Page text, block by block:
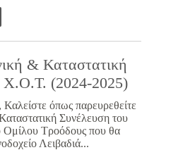
& Καταστατική
Χ.Ο.Τ. (2024-2025)
όπως παρευρεθείτε
Συνέλευση του
Ομίλου Τροόδους που θα
Λειβαδιά...